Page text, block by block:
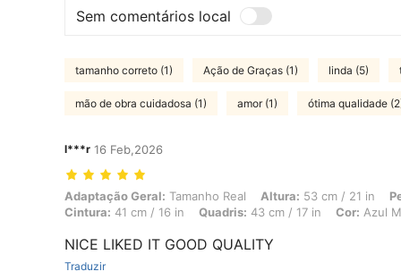
Sem comentários local
tamanho correto (1) Ação de Graças (1) linda (5)
mão de obra cuidadosa (1) amor (1) ótima qualidade
l***r 16 Feb,2026
Adaptação Geral: Tamanho Real, Altura: 53 cm / 21 in, Peso: 7 kg /
Adaptação Geral: Tamanho Real Altura: 53 cm / 21 in
Cintura: 41 cm / 16 in Quadris: 43 cm / 17 in Cor: Azul
NICE LIKED IT GOOD QUALITY
Traduzir